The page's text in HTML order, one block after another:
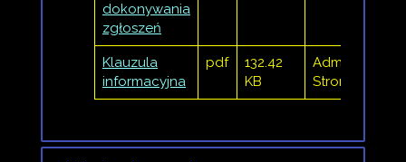
dokonywania
zgłoszeń
Klauzula
informacyjna
pdf
132.42
KB
Administrator
Strony